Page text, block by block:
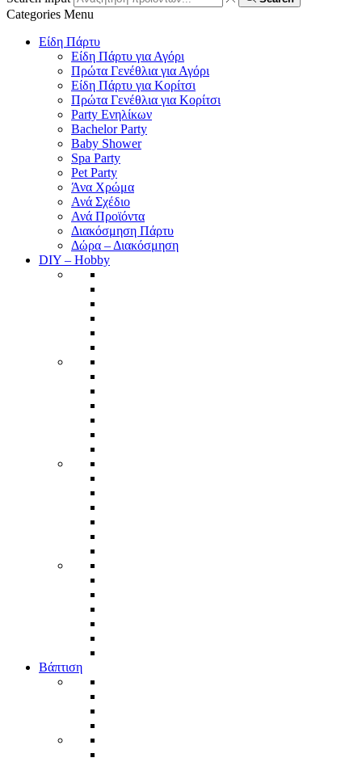
Categories Menu
Είδη Πάρτυ
Είδη Πάρτυ για Αγόρι
Πρώτα Γενέθλια για Αγόρι
Είδη Πάρτυ για Κορίτσι
Πρώτα Γενέθλια για Κορίτσι
Party Ενηλίκων
Bachelor Party
Baby Shower
Spa Party
Pet Party
Άνα Χρώμα
Ανά Σχέδιο
Ανά Προϊόντα
Διακόσμηση Πάρτυ
Δώρα – Διακόσμηση
DIY – Hobby
Βάπτιση